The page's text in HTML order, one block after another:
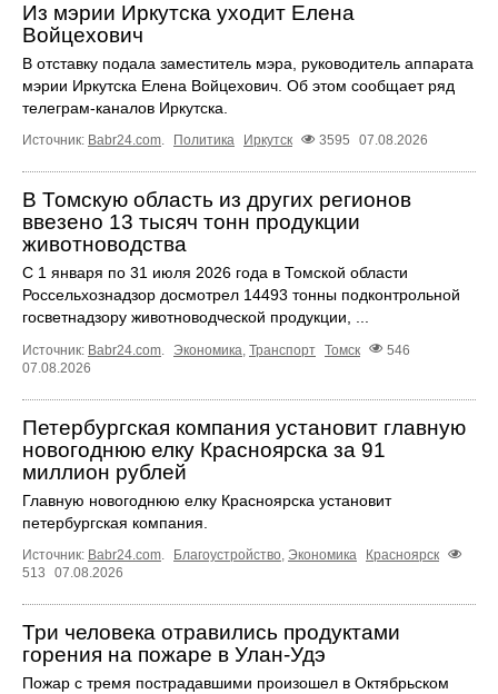
Из мэрии Иркутска уходит Елена
Войцехович
В отставку подала заместитель мэра, руководитель аппарата
мэрии Иркутска Елена Войцехович. Об этом сообщает ряд
телеграм‑каналов Иркутска.
Источник: Babr24.com. Политика Иркутск 3595 07.08.2026
В Томскую область из других регионов
ввезено 13 тысяч тонн продукции
животноводства
С 1 января по 31 июля 2026 года в Томской области
Россельхознадзор досмотрел 14493 тонны подконтрольной
госветнадзору животноводческой продукции, ...
Источник: Babr24.com Экономика Транспорт Томск
546
07.08.2026
Петербургская компания установит главную
новогоднюю елку Красноярска за 91
миллион рублей
Главную новогоднюю елку Красноярска установит
петербургская компания.
Источник: Babr24.com Благоустройство Экономика
Красноярск
513
07.08.2026
Три человека отравились продуктами
горения на пожаре в Улан-Удэ
Пожар с тремя пострадавшими произошел в Октябрьском